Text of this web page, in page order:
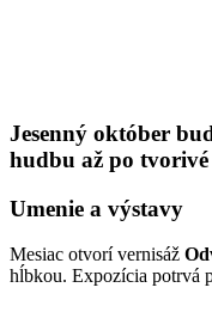
Jesenný október
hudbu až po tvorivé
Umenie a výstavy
Mesiac otvorí vernisáž
hĺbkou. Expozícia potrvá